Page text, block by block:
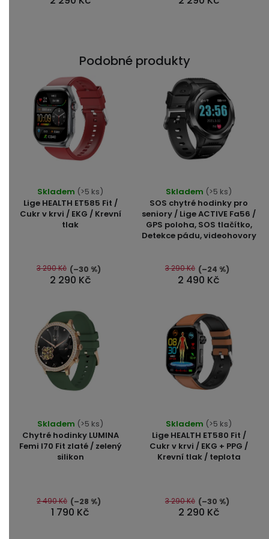
hvězdiček.
hvězdiček.
Podobné produkty
Lige HEALTH ET585 Fit /
Cukr v krvi / EKG / Krevní
tlak
hodnocení
produktu
je
5
hvězdiček.
Skladem (>5 ks)
2 290 Kč
3 290 Kč (–30 %)
SOS chytré hodinky pro
seniory / Lige ACTIVE Fa56 /
GPS poloha, SOS tlačítko,
Detekce pádu, videohovory
hodnocení
produktu
je
4,7
5
hvězdiček.
Skladem (>5 ks)
2 490 Kč
3 290 Kč (–24 %)
Chytré hodinky LUMINA
Femi I70 Fit zlaté / zelený
silikon
Skladem (>5 ks)
1 790 Kč
2 490 Kč (–28 %)
Lige HEALTH ET580 Fit /
Cukr v krvi / EKG + PPG /
Krevní tlak / teplota
hodnocení
produktu
je
5
hvězdiček.
Skladem (>5 ks)
2 290 Kč
3 290 Kč (–30 %)